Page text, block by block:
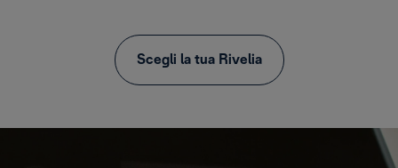
Scegli la tua Rivelia